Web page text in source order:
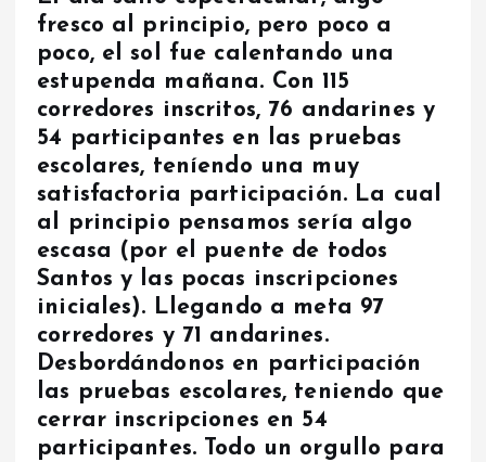
fresco al principio, pero poco a
poco, el sol fue calentando una
estupenda mañana. Con 115
corredores inscritos, 76 andarines y
54 participantes en las pruebas
escolares, teníendo una muy
satisfactoria participación. La cual
al principio pensamos sería algo
escasa (por el puente de todos
Santos y las pocas inscripciones
iniciales). Llegando a meta 97
corredores y 71 andarines.
Desbordándonos en participación
las pruebas escolares, teniendo que
cerrar inscripciones en 54
participantes. Todo un orgullo para